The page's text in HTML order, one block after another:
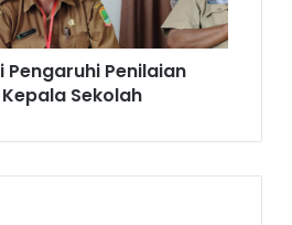
Pengaruhi Penilaian
Sekolah